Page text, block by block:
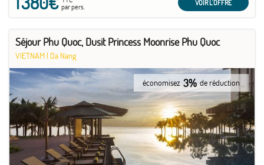
par pers.
VOIR L'OFFRE
Séjour Phu Quoc, Dusit Princess Moonrise Phu Quoc
VIETNAM | Da Nang
économisez 3% de réduction